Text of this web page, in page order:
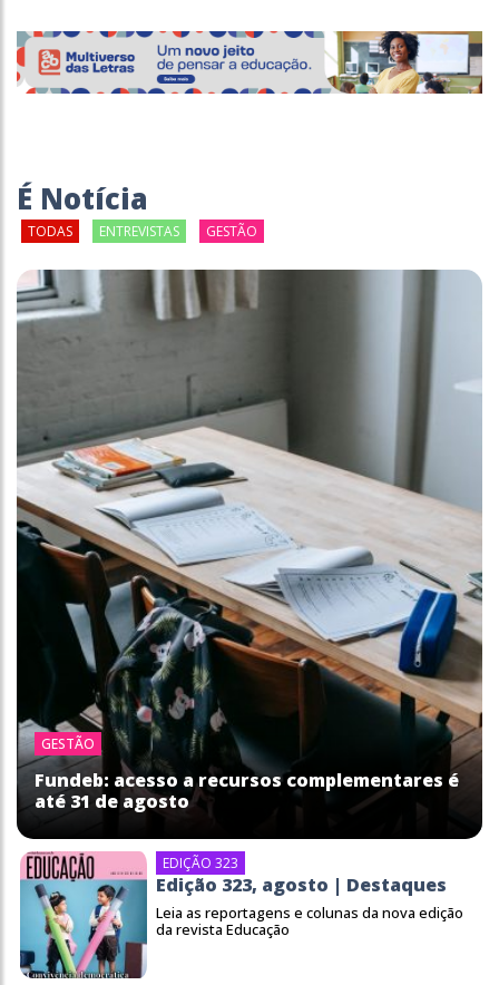
É Notícia
TODAS ENTREVISTAS GESTÃO
GESTÃO
Fundeb: acesso a recursos complementares é
até 31 de agosto
EDIÇÃO 323
Edição 323, agosto | Destaques
Leia as reportagens e colunas da nova edição
da revista Educação